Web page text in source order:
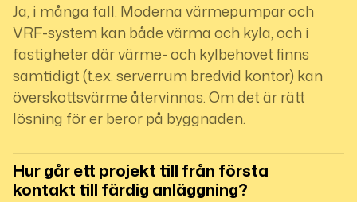
Ja, i många fall. Moderna värmepumpar och
VRF-system kan både värma och kyla, och i
fastigheter där värme- och kylbehovet finns
samtidigt (t.ex. serverrum bredvid kontor) kan
överskottsvärme återvinnas. Om det är rätt
lösning för er beror på byggnaden.
Hur går ett projekt till från första
kontakt till färdig anläggning?